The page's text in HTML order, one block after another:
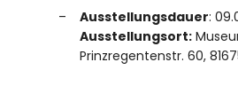
Ausstellungsdauer:
Ausstellungsort:
Prinzregentenstr. 60,